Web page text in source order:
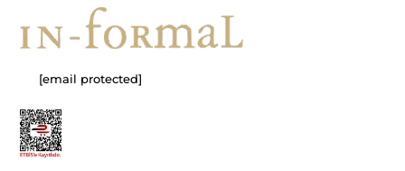
[email protected]